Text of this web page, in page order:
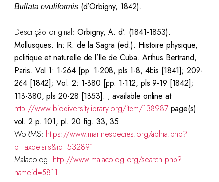
Bullata ovuliformis(d’Orbigny, 1842).
Descrição original: Orbigny, A. d’. (1841-1853).
Mollusques. In: R. de la Sagra (ed.). Histoire physique,
politique et naturelle de l’Ile de Cuba. Arthus Bertrand,
Paris. Vol 1: 1-264 [pp. 1-208, pls 1-8, 4bis [1841]; 209-
264 [1842]; Vol. 2: 1-380 [pp. 1-112, pls 9-19 [1842];
113-380, pls 20-28 [1853]. , available online at
http://www.biodiversitylibrary.org/item/138987page(s):
vol. 2 p. 101, pl. 20 fig. 33, 35
WoRMS: https://www.marinespecies.org/aphia.php?
p=taxdetails&id=532891
Malacolog: http://www.malacolog.org/search.php?
nameid=5811